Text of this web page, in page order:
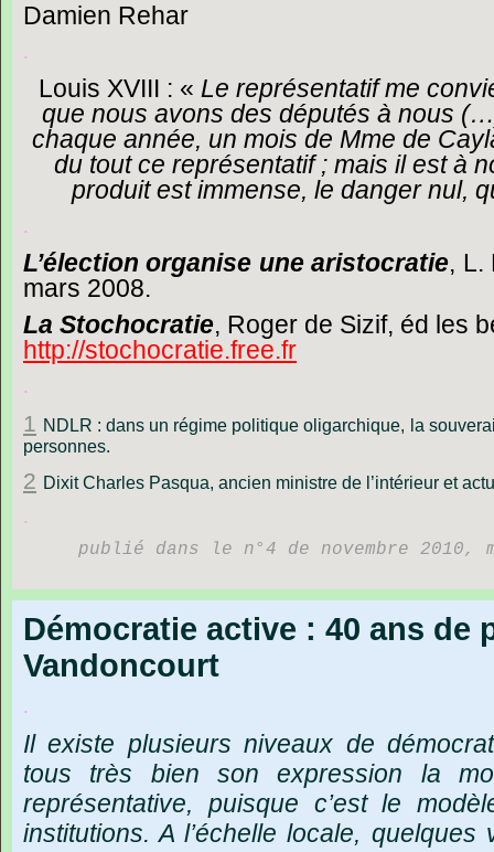
Damien Rehar
.
Louis XVIII : « Le représentatif me
que nous avons des députés à nous (…
chaque année, un mois de Mme de
du tout ce représentatif ; mais il est à
produit est immense, le danger nul,
.
L’élection organise une aristocratie, L.
mars 2008.
La Stochocratie, Roger de Sizif, éd les
http://stochocratie.free.fr
.
1 NDLR : dans un régime politique oligarchique, la
personnes.
2 Dixit Charles Pasqua, ancien ministre de l’intérieur et
.
publié dans le n°4 de novembre
Démocratie active : 40 ans de
Vandoncourt
.
Il existe plusieurs niveaux de
tous
très bien son expression la
représentative,
puisque c’est le
institutions. A l’échelle locale, quelques